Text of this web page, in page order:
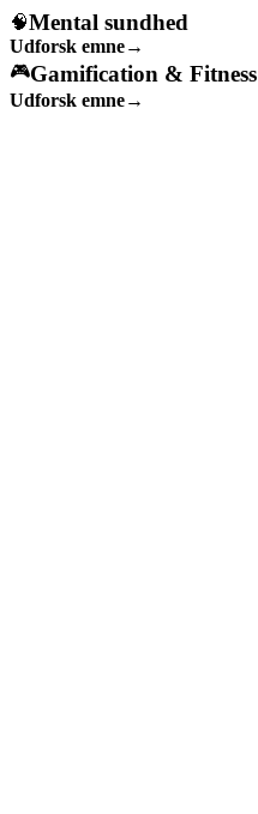
🧠Mental sundhed
Udforsk emne→
🎮Gamification & Fitness
Udforsk emne→